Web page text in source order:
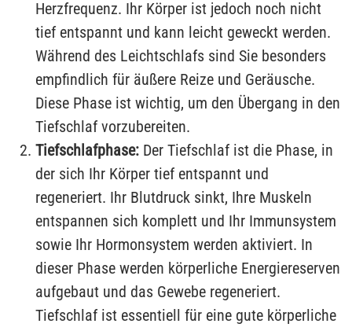
Herzfrequenz. Ihr Körper ist jedoch noch nicht
tief entspannt und kann leicht geweckt werden.
Während des Leichtschlafs sind Sie besonders
empfindlich für äußere Reize und Geräusche.
Diese Phase ist wichtig, um den Übergang in den
Tiefschlaf vorzubereiten.
Tiefschlafphase: Der Tiefschlaf ist die Phase, in
der sich Ihr Körper tief entspannt und
regeneriert. Ihr Blutdruck sinkt, Ihre Muskeln
entspannen sich komplett und Ihr Immunsystem
sowie Ihr Hormonsystem werden aktiviert. In
dieser Phase werden körperliche Energiereserven
aufgebaut und das Gewebe regeneriert.
Tiefschlaf ist essentiell für eine gute körperliche